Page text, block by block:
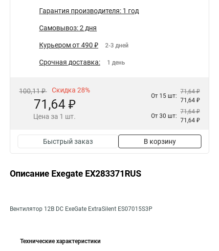
Гарантия производителя: 1 год
Самовывоз: 2 дня
Курьером от 490 ₽ 2-3 дней
Срочная доставка: 1 день
100,11 ₽ Скидка 28%
71,64 ₽
Цена за 1 шт.
От 15 шт:
71,64 ₽
71,64 ₽
От 30 шт:
71,64 ₽
71,64 ₽
Быстрый заказ В корзину
Описание Exegate EX283371RUS
Вентилятор 12В DC ExeGate ExtraSilent ES07015S3P
Технические характеристики